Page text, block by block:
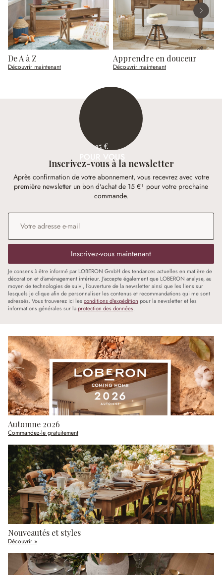
De A à Z
Découvrir maintenant
Apprendre en douceur
Découvrir maintenant
15 €
POUR VOUS
Inscrivez-vous à la newsletter
Après confirmation de votre abonnement, vous recevrez avec votre
première newsletter un bon d'achat de 15 €¹ pour votre prochaine
commande.
Adresse e-mail
Inscrivez-vous maintenant
Je consens à être informé par LOBERON GmbH des tendances actuelles en matière de
décoration et d'aménagement intérieur. J'accepte également que LOBERON analyse, au
moyen de technologies de suivi, l'ouverture de la newsletter ainsi que les liens sur
lesquels je clique afin de personnaliser les contenus et recommandations qui me sont
adressés. Vous trouverez ici les conditions d'expédition pour la newsletter et les
informations générales sur laprotection des données.
Automne 2026
Commandez-le gratuitement
Nouveautés et styles
Découvrir »